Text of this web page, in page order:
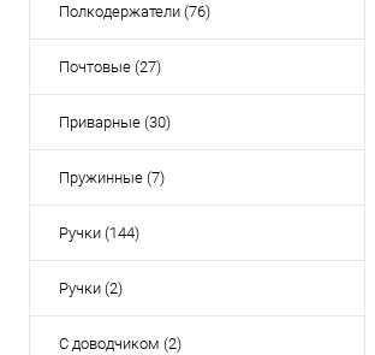
Полкодержатели (76)
Почтовые (27)
Приварные (30)
Пружинные (7)
Ручки (144)
Ручки (2)
С доводчиком (2)